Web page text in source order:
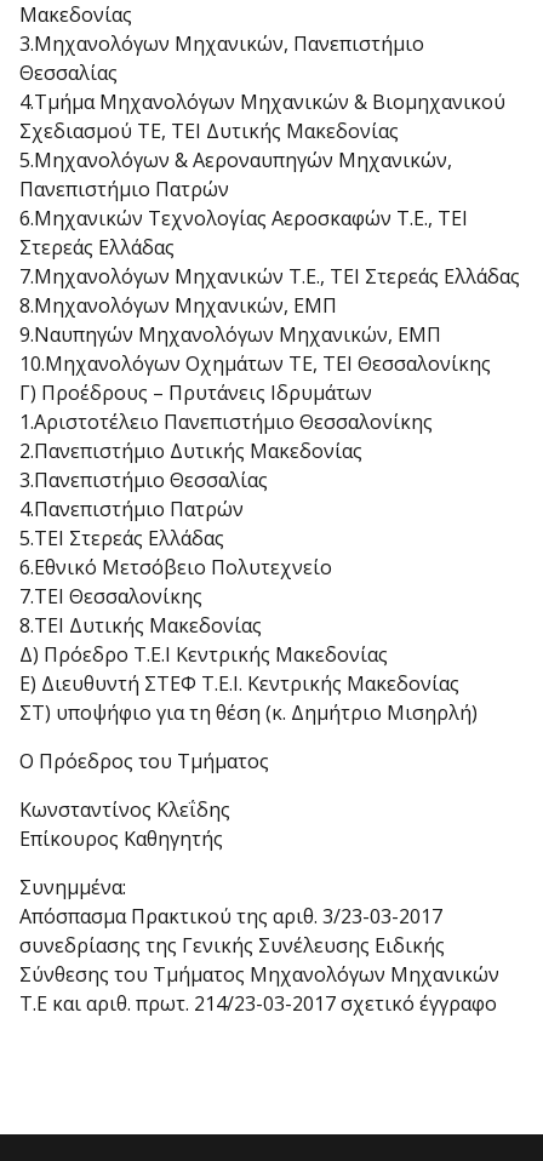
Μακεδονίας
3.Μηχανολόγων Μηχανικών, Πανεπιστήμιο
Θεσσαλίας
4.Τμήμα Μηχανολόγων Μηχανικών & Βιομηχανικού
Σχεδιασμού ΤΕ, ΤΕΙ Δυτικής Μακεδονίας
5.Μηχανολόγων & Αεροναυπηγών Μηχανικών,
Πανεπιστήμιο Πατρών
6.Μηχανικών Τεχνολογίας Αεροσκαφών Τ.Ε., ΤΕΙ
Στερεάς Ελλάδας
7.Μηχανολόγων Μηχανικών Τ.Ε., ΤΕΙ Στερεάς Ελλάδας
8.Μηχανολόγων Μηχανικών, ΕΜΠ
9.Ναυπηγών Μηχανολόγων Μηχανικών, ΕΜΠ
10.Μηχανολόγων Οχημάτων ΤΕ, ΤΕΙ Θεσσαλονίκης
Γ) Προέδρους – Πρυτάνεις Ιδρυμάτων
1.Αριστοτέλειο Πανεπιστήμιο Θεσσαλονίκης
2.Πανεπιστήμιο Δυτικής Μακεδονίας
3.Πανεπιστήμιο Θεσσαλίας
4.Πανεπιστήμιο Πατρών
5.ΤΕΙ Στερεάς Ελλάδας
6.Εθνικό Μετσόβειο Πολυτεχνείο
7.ΤΕΙ Θεσσαλονίκης
8.ΤΕΙ Δυτικής Μακεδονίας
Δ) Πρόεδρο Τ.Ε.Ι Κεντρικής Μακεδονίας
Ε) Διευθυντή ΣΤΕΦ Τ.Ε.Ι. Κεντρικής Μακεδονίας
ΣΤ) υποψήφιο για τη θέση (κ. Δημήτριο Μισηρλή)
Ο Πρόεδρος του Τμήματος
Κωνσταντίνος Κλεΐδης
Επίκουρος Καθηγητής
Συνημμένα:
Απόσπασμα Πρακτικού της αριθ. 3/23-03-2017
συνεδρίασης της Γενικής Συνέλευσης Ειδικής
Σύνθεσης του Τμήματος Μηχανολόγων Μηχανικών
Τ.Ε και αριθ. πρωτ. 214/23-03-2017 σχετικό έγγραφο